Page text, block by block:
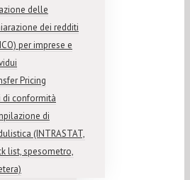
delle
dei redditi
per imprese e
Pricing
di conformità
di
(INTRASTAT,
list, spesometro,